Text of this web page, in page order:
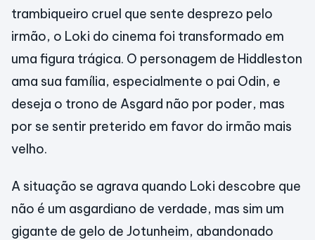
trambiqueiro cruel que sente desprezo pelo
irmão, o Loki do cinema foi transformado em
uma figura trágica. O personagem de Hiddleston
ama sua família, especialmente o pai Odin, e
deseja o trono de Asgard não por poder, mas
por se sentir preterido em favor do irmão mais
velho.
A situação se agrava quando Loki descobre que
não é um asgardiano de verdade, mas sim um
gigante de gelo de Jotunheim, abandonado